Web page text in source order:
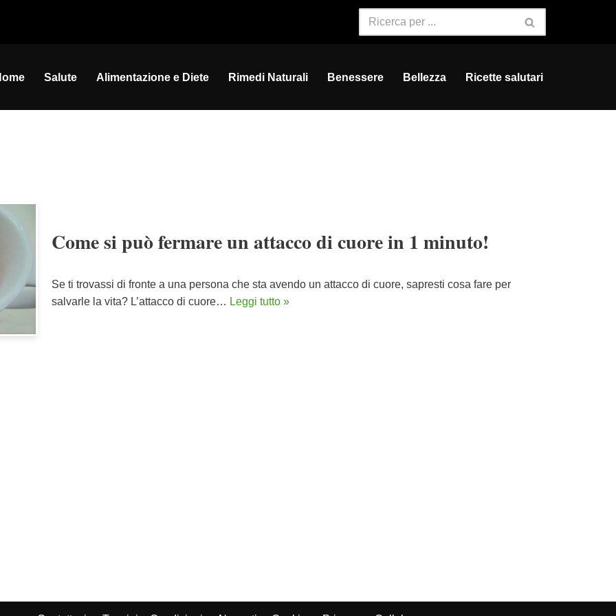
Salute Alimentazione e Diete Rimedi Naturali Benessere Bellezza Ricette salutari
Come si può fermare un attacco di cuore in 1 minuto!
Se ti trovassi di fronte a una persona che sta avendo un attacco di cuore, sapresti cosa fare per
salvarle la vita? L’attacco di cuore… Leggi tutto »